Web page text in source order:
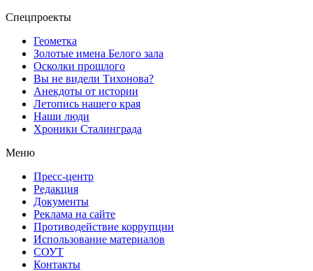
Спецпроекты
Геометка
Золотые имена Белого зала
Осколки прошлого
Вы не видели Тихонова?
Анекдоты от истории
Летопись нашего края
Наши люди
Хроники Сталинграда
Меню
Пресс-центр
Редакция
Документы
Реклама на сайте
Противодействие коррупции
Использование материалов
СОУТ
Контакты